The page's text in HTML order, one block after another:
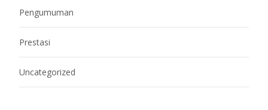
Pengumuman
Prestasi
Uncategorized